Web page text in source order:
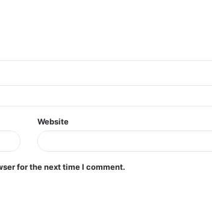
Website
for the next time I comment.